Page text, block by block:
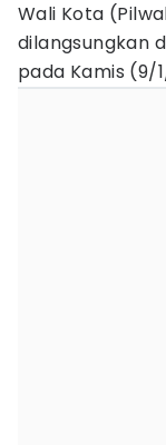
Wali Kota
dilangsungkan
pada Kamis (9/